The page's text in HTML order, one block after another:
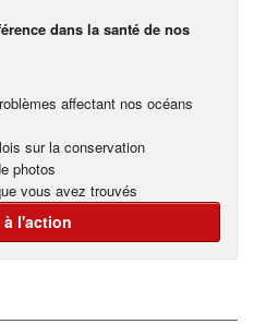
dans la santé de nos
affectant nos océans
sur la conservation
photos
vous avez trouvés
à l'action